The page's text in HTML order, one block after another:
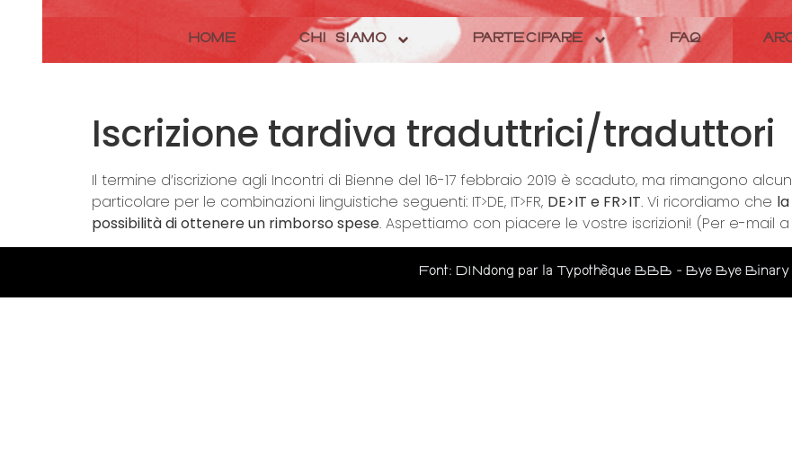
HOME CHI SIAMO PARTECIPARE FAQ
Iscrizione tardiva traduttrici/traduttori
Il termine d’iscrizione agli Incontri di Bienne del 16-17 febbraio 2019 è scaduto, ma rimangono
particolare per le combinazioni linguistiche seguenti: IT>DE, IT>FR, DE>IT e FR>IT. Vi ricordiamo che
possibilità di ottenere un rimborso spese. Aspettiamo con piacere le vostre iscrizioni! (Per e-mail
Font: DINdong par la Typothèque BBB - Bye Bye Binary